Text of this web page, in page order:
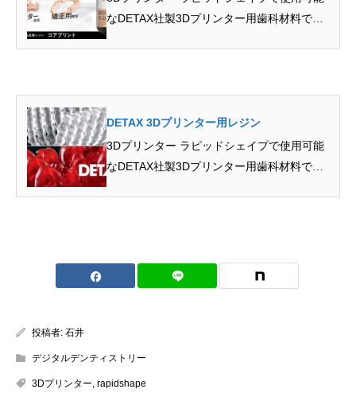
なDETAX社製3Dプリンター用歯科材料で
DETAX 3Dプリンター用レジン
3Dプリンター ラピッドシェイプで使用可能
なDETAX社製3Dプリンター用歯科材料で
投稿者: 石井
デジタルデンティストリー
3Dプリンター, rapidshape